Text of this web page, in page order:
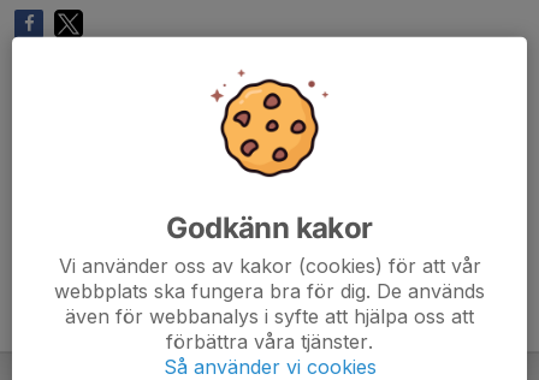
Godkänn kakor
Vi använder oss av kakor (cookies) för att vår
webbplats ska fungera bra för dig. De används
även för webbanalys i syfte att hjälpa oss att
förbättra våra tjänster.
Så använder vi cookies